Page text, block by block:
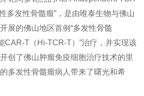
多发性骨髓瘤”，是由唯泰生物与佛山
展的佛山地区首例“多发性骨髓
CAR-T（Hi-TCR-T）”治疗，并实现该
创了佛山肿瘤免疫细胞治疗技术的里
多发性骨髓瘤病人带来了曙光和希